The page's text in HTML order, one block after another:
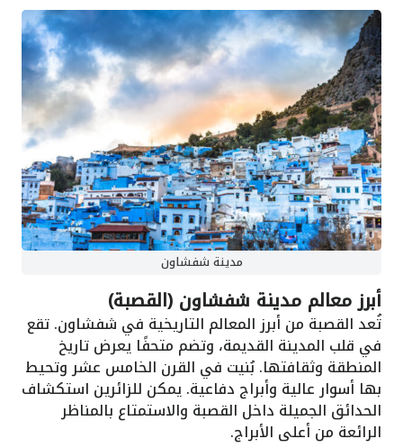
مدينة شفشاون
أبرز معالم مدينة شفشاون (القصبة)
تُعد القصبة من أبرز المعالم التاريخية في شفشاون. تقع
في قلب المدينة القديمة، وتضم متحفًا يعرض تاريخ
المنطقة وثقافتها. بُنيت في القرن الخامس عشر وتحيط
بها أسوار عالية وأبراج دفاعية. يمكن للزائرين استكشاف
الحدائق الجميلة داخل القصبة والاستمتاع بالمناظر
الرائعة من أعلى الأبراج.